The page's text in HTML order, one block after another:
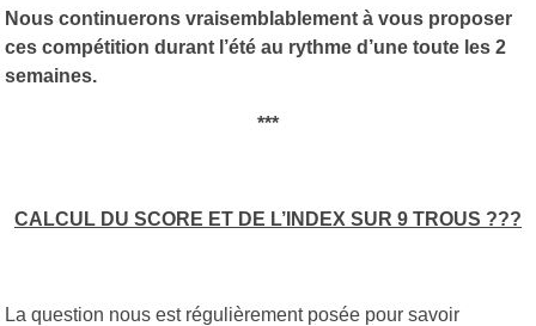
Nous continuerons vraisemblablement à vous proposer
ces compétition durant l’été au rythme d’une toute les 2
semaines.
***
CALCUL DU SCORE ET DE L’INDEX SUR 9 TROUS ???
La question nous est régulièrement posée pour savoir